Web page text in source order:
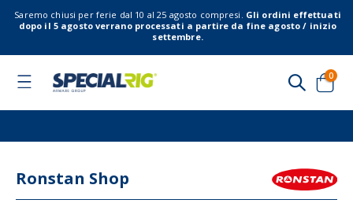
Saremo chiusi per ferie dal 10 al 25 agosto compresi. Gli ordini effettuati
dopo il 5 agosto verrano processati a partire da fine agosto / inizio
settembre.
Toggle
Cart
0
Ronstan Shop